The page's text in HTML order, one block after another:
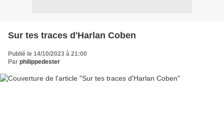
Sur tes traces d'Harlan Coben
Publié le 14/10/2023 à 21:00
Par philippedester